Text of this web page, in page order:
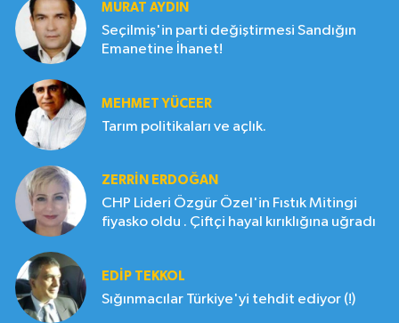
MURAT AYDIN
Seçilmiş'in parti değiştirmesi Sandığın
Emanetine İhanet!
MEHMET YÜCEER
Tarım politikaları ve açlık.
ZERRIN ERDOĞAN
CHP Lideri Özgür Özel'in Fıstık Mitingi
fiyasko oldu . Çiftçi hayal kırıklığına uğradı
EDIP TEKKOL
Sığınmacılar Türkiye'yi tehdit ediyor (!)